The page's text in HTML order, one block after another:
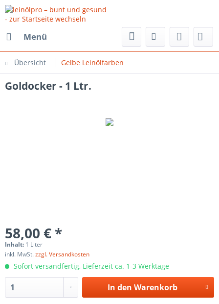
Menü
Übersicht Gelbe Leinölfarben
Goldocker - 1 Ltr.
58,00 € *
Inhalt: 1 Liter
inkl. MwSt.zzgl. Versandkosten
Sofort versandfertig, Lieferzeit ca. 1-3 Werktage
In den Warenkorb